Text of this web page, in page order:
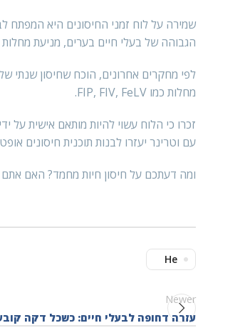
שמירה על לוח זמני החיסונים היא המפתח
הגבוהה של בעלי חיים בערים, מניעת מחלות
לפי מחקרים אחרונים, הוכח שחיסון שנתי
מחלות כמו FIP, FIV, FeLV.
זכרו כי הלוח עשוי להיות מותאם אישית על
עם וטרינר יעזרו לבנות תוכנית חיסונים
ומה דעתכם על חיסון חיות מחמד? האם אתם
He
Newer
עזרה דחופה לבעלי חיים: כשכל דקה